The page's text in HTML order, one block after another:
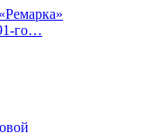
го…